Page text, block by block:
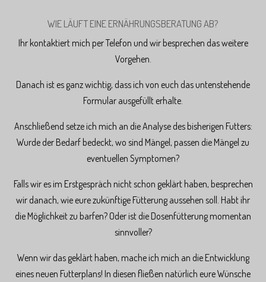
WIE LÄUFT EINE ERNÄHRUNGSBERATUNG AB?
Ihr kontaktiert mich per Telefon und wir besprechen das weitere
Vorgehen.
Danach ist es ganz wichtig, dass ich von euch das untenstehende
Formular ausgefüllt erhalte.
Anschließend setze ich mich an die Analyse des bisherigen Futters:
Wurde der Bedarf bedeckt, wo sind Mängel, passen die Mängel zu
eventuellen Symptomen?
Falls wir es im Erstgespräch nicht schon geklärt haben, besprechen
wir danach, wie eure zukünftige Fütterung aussehen soll. Habt ihr
die Möglichkeit zu barfen? Oder ist die Dosenfütterung momentan
sinnvoller?
Wenn wir das geklärt haben, mache ich mich an die Entwicklung
eines neuen Futterplans! In diesen fließen natürlich eure Wünsche